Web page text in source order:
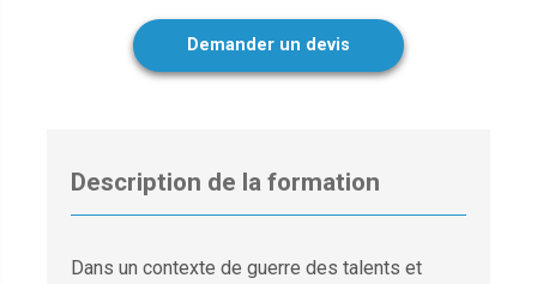
Demander un devis
Description de la formation
Dans un contexte de guerre des talents et